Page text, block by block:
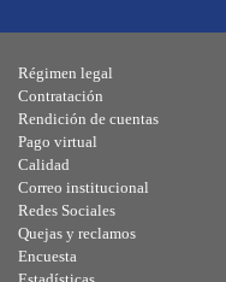
Régimen legal
Contratación
Rendición de cuentas
Pago virtual
Calidad
Correo institucional
Redes Sociales
Quejas y reclamos
Encuesta